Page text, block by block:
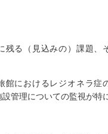
残る（見込みの）課題、
館におけるレジオネラ症
管理についての監視が特